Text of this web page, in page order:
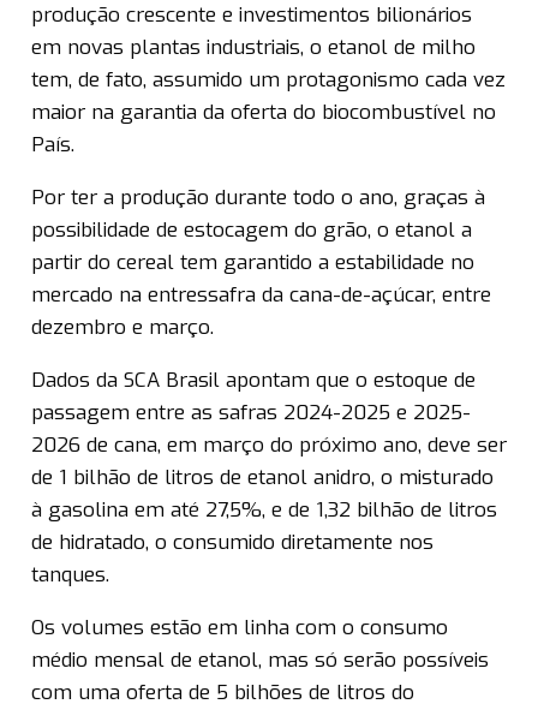
produção crescente e investimentos bilionários
em novas plantas industriais, o etanol de milho
tem, de fato, assumido um protagonismo cada vez
maior na garantia da oferta do biocombustível no
País.
Por ter a produção durante todo o ano, graças à
possibilidade de estocagem do grão, o etanol a
partir do cereal tem garantido a estabilidade no
mercado na entressafra da cana-de-açúcar, entre
dezembro e março.
Dados da SCA Brasil apontam que o estoque de
passagem entre as safras 2024-2025 e 2025-
2026 de cana, em março do próximo ano, deve ser
de 1 bilhão de litros de etanol anidro, o misturado
à gasolina em até 27,5%, e de 1,32 bilhão de litros
de hidratado, o consumido diretamente nos
tanques.
Os volumes estão em linha com o consumo
médio mensal de etanol, mas só serão possíveis
com uma oferta de 5 bilhões de litros do